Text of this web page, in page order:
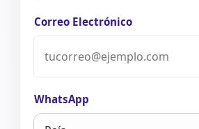
Correo Electrónico
WhatsApp